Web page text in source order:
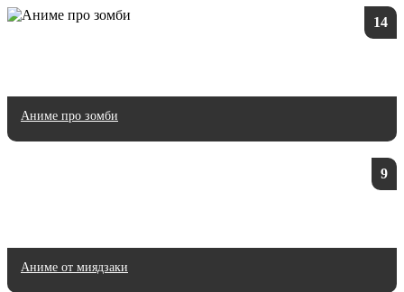
14
Аниме про зомби
9
Аниме от миядзаки